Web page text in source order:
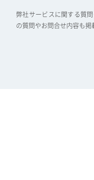
弊社サービスに関する質
の質問やお問合せ内容も掲